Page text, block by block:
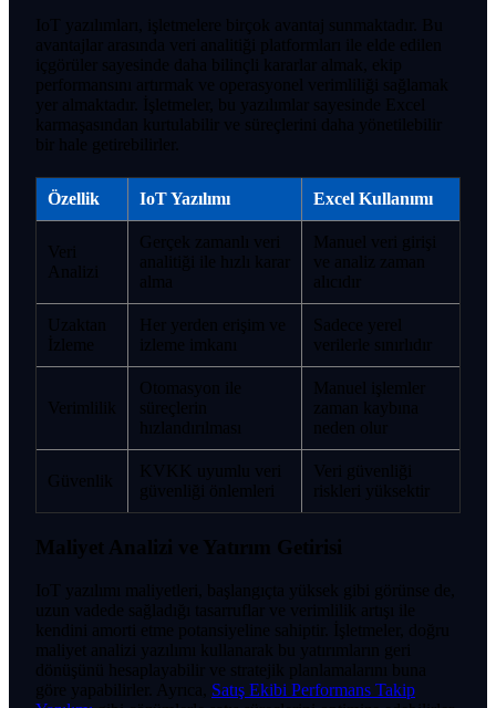
IoT yazılımları, işletmelere birçok avantaj sunmaktadır. Bu
avantajlar arasında veri analitiği platformları ile elde edilen
içgörüler sayesinde daha bilinçli kararlar almak, ekip
performansını artırmak ve operasyonel verimliliği sağlamak
yer almaktadır. İşletmeler, bu yazılımlar sayesinde Excel
karmaşasından kurtulabilir ve süreçlerini daha yönetilebilir
bir hale getirebilirler.
Özellik IoT Yazılımı Excel Kullanımı
Veri
Analizi
Gerçek zamanlı veri
analitiği ile hızlı karar
alma
Manuel veri girişi
ve analiz zaman
alıcıdır
Uzaktan
İzleme
Her yerden erişim ve
izleme imkanı
Sadece yerel
verilerle sınırlıdır
Verimlilik
Otomasyon ile
süreçlerin
hızlandırılması
Manuel işlemler
zaman kaybına
neden olur
Güvenlik
KVKK uyumlu veri
güvenliği önlemleri
Veri güvenliği
riskleri yüksektir
Maliyet Analizi ve Yatırım Getirisi
IoT yazılımı maliyetleri, başlangıçta yüksek gibi görünse de,
uzun vadede sağladığı tasarruflar ve verimlilik artışı ile
kendini amorti etme potansiyeline sahiptir. İşletmeler, doğru
maliyet analizi yazılımı kullanarak bu yatırımların geri
dönüşünü hesaplayabilir ve stratejik planlamalarını buna
göre yapabilirler. Ayrıca, Satış Ekibi Performans Takip